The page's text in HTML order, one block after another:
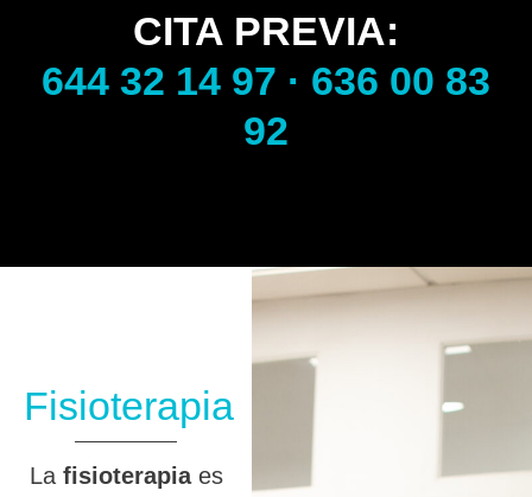
CITA PREVIA:
644 32 14 97 · 636 00 83
92
Fisioterapia
La fisioterapiaes